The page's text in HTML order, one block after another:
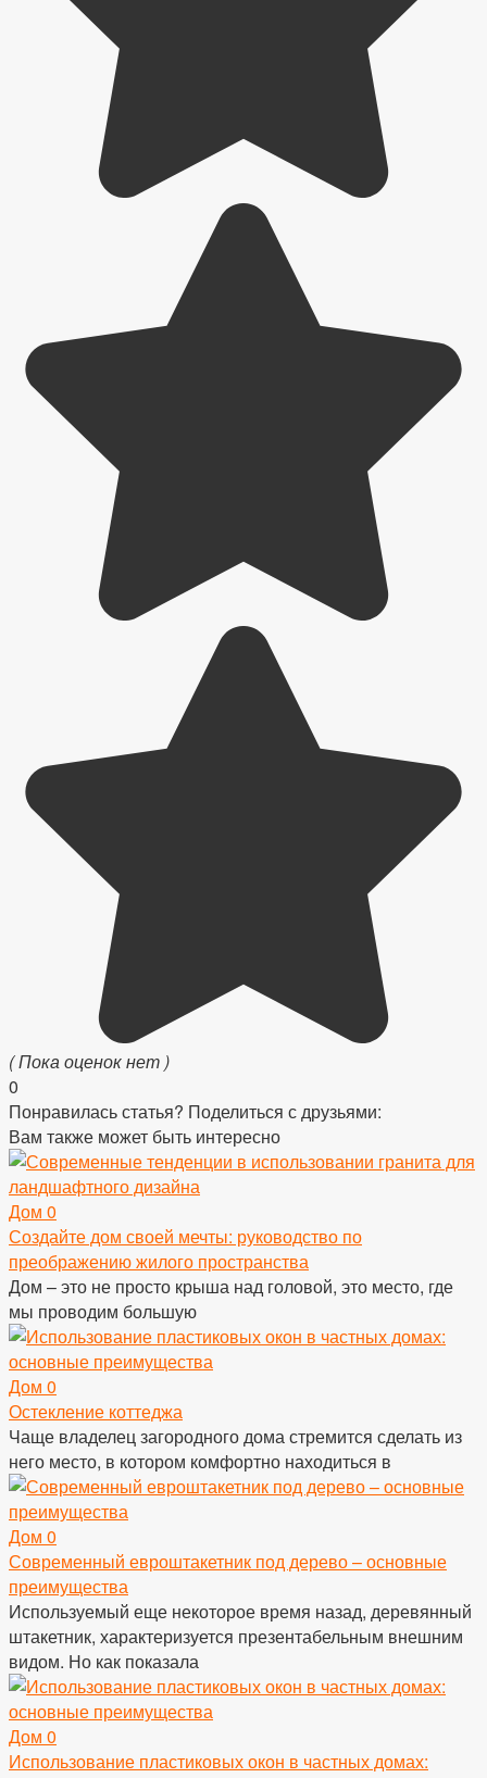
( Пока оценок нет )
0
Понравилась статья? Поделиться с друзьями:
Вам также может быть интересно
Дом 0
Создайте дом своей мечты: руководство по
преображению жилого пространства
Дом – это не просто крыша над головой, это место, где
мы проводим большую
Дом 0
Остекление коттеджа
Чаще владелец загородного дома стремится сделать из
него место, в котором комфортно находиться в
Дом 0
Современный евроштакетник под дерево – основные
преимущества
Используемый еще некоторое время назад, деревянный
штакетник, характеризуется презентабельным внешним
видом. Но как показала
Дом 0
Использование пластиковых окон в частных домах: